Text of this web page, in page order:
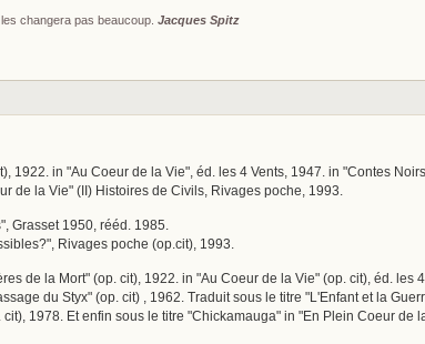
changera pas beaucoup. Jacques Spitz
in "Au Coeur de la Vie", éd. les 4 Vents, 1947. in "Contes
de la Vie" (II) Histoires de Civils, Rivages poche, 1993.
Grasset 1950, rééd. 1985.
Rivages poche (op.cit), 1993.
de la Mort" (op. cit), 1922. in "Au Coeur de la Vie" (op. cit), éd. les
du Styx" (op. cit) , 1962. Traduit sous le titre "L'Enfant et la
1978. Et enfin sous le titre "Chickamauga" in "En Plein Coeur de